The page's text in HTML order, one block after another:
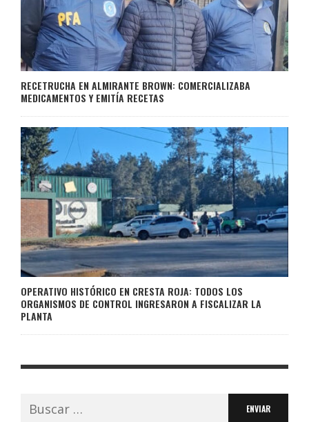
RECETRUCHA EN ALMIRANTE BROWN: COMERCIALIZABA
MEDICAMENTOS Y EMITÍA RECETAS
OPERATIVO HISTÓRICO EN CRESTA ROJA: TODOS LOS
ORGANISMOS DE CONTROL INGRESARON A FISCALIZAR LA
PLANTA
Buscar: